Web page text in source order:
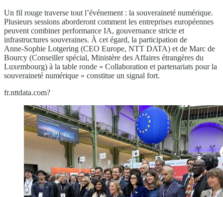
Un fil rouge traverse tout l’événement : la souveraineté numérique.
Plusieurs sessions aborderont comment les entreprises européennes
peuvent combiner performance IA, gouvernance stricte et
infrastructures souveraines. À cet égard, la participation de
Anne‑Sophie Lotgering (CEO Europe, NTT DATA) et de Marc de
Bourcy (Conseiller spécial, Ministère des Affaires étrangères du
Luxembourg) à la table ronde « Collaboration et partenariats pour la
souveraineté numérique » constitue un signal fort.
fr.nttdata.com?